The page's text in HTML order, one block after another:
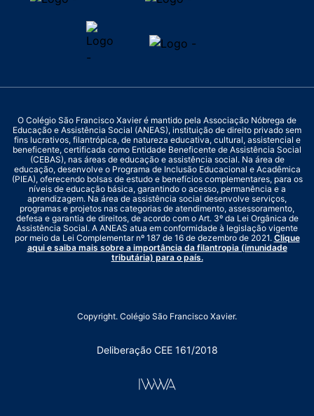
O Colégio São Francisco Xavier é mantido pela Associação Nóbrega de
Educação e Assistência Social (ANEAS), instituição de direito privado sem
fins lucrativos, filantrópica, de natureza educativa, cultural, assistencial e
beneficente, certificada como Entidade Beneficente de Assistência Social
(CEBAS), nas áreas de educação e assistência social. Na área de
educação, desenvolve o Programa de Inclusão Educacional e Acadêmica
(PIEA), oferecendo bolsas de estudo e benefícios complementares, para os
níveis de educação básica, garantindo o acesso, permanência e a
aprendizagem. Na área de assistência social desenvolve serviços,
programas e projetos nas categorias de atendimento, assessoramento,
defesa e garantia de direitos, de acordo com o Art. 3º da Lei Orgânica de
Assistência Social. A ANEAS atua em conformidade à legislação vigente
por meio da Lei Complementar nº 187 de 16 de dezembro de 2021. Clique
aqui e saiba mais sobre a importância da filantropia (imunidade
tributária) para o país.
Copyright. Colégio São Francisco Xavier.
Deliberação CEE 161/2018